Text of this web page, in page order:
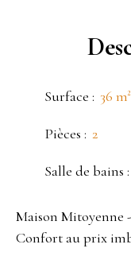
Surface : 36 m²
Pièces : 2
Salle de bains :
Maison Mitoyenne
Confort au prix